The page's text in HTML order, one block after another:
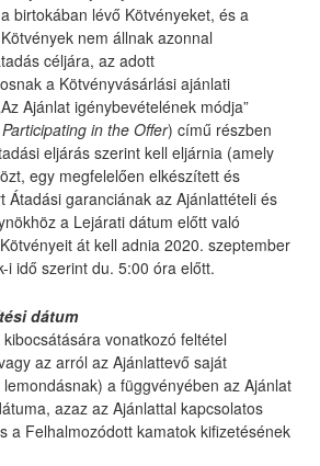
birtokában lévő Kötvényeket, és a
nem állnak azonnal
céljára, az adott
a Kötvényvásárlási ajánlati
Ajánlat igénybevételének módja”
in the Offer) című részben
eljárás szerint kell eljárnia (amely
egy megfelelően elkészített és
Átadási garanciának az Ajánlattételi és
a Lejárati dátum előtt való
át kell adnia 2020. szeptember
i idő szerint du. 5:00 óra előtt.
dátum
vonatkozó feltétel
az arról az Ajánlattevő saját
a függvényében az Ajánlat
azaz az Ajánlattal kapcsolatos
a Felhalmozódott kamatok kifizetésének